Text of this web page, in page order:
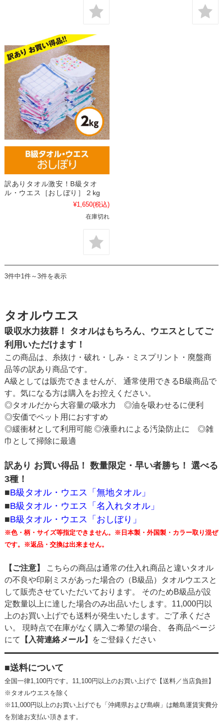
訳ありタオル激安！B級タオ
ル・ウエス［おしぼり］２kg
¥1,650(税込)
在庫切れ
3件中1件～3件を表示
タオルウエス
吸収水力抜群！ タオルはもちろん、ウエスとしてご
利用いただけます！
この商品は、糸抜け・破れ・しみ・ミスプリント・廃盤商
品等の訳あり商品です。
A級としては販売できませんが、 通常使用できるB級商品で
す。気になる方は購入をお控えください。
◎タオルだから大容量の吸水力 ◎油を吸わせるに便利
◎安価でペット用におすすめ
◎緩衝材として利用可能 ◎液垂れによる汚染防止に ◎雑
巾として掃除に最適
訳あり お買い得品！ 数量限定・早い者勝ち！ 選べる
3種！
■B級タオル・ウエス「無地タオル」
■B級タオル・ウエス「名入れタオル」
■B級タオル・ウエス「おしぼり」
※色・柄・サイズ等指定できません。※日本製・外国製・カラー取り混ぜ
です。※返品・交換は出来ません。
【ご注意】
こちらの商品は通常の仕入れ商品と違いタオル
の不良や印刷ミスがあった場合の（B級品）タオルウエスと
して販売させていただいております。 そのためB級品が設
定数量以上に達した場合のみ出品いたします。11,000円以
上のお買い上げでも送料が発生いたします。ご了承くださ
い。 現時点で在庫がなく購入ご希望の場合、 各商品ページ
にて
【入荷連絡メール】 をご登録ください
■送料について
全国一律1,100円です。11,100円以上のお買い上げで【送料／当店負担】
※タオルウエスを除く
※11,000円以上のお買い上げでも「沖縄県および島嶼」は離島運賃実費分
を別途お支払い頂きます。